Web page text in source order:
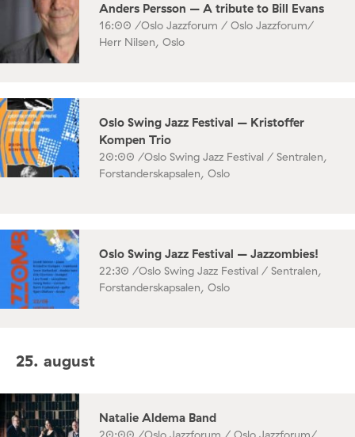
Anders Persson – A tribute to Bill Evans
16:00 /Oslo Jazzforum / Oslo Jazzforum/
Herr Nilsen, Oslo
Oslo Swing Jazz Festival – Kristoffer
Kompen Trio
20:00 /Oslo Swing Jazz Festival / Sentralen,
Forstanderskapsalen, Oslo
Oslo Swing Jazz Festival – Jazzombies!
22:30 /Oslo Swing Jazz Festival / Sentralen,
Forstanderskapsalen, Oslo
25. august
Natalie Aldema Band